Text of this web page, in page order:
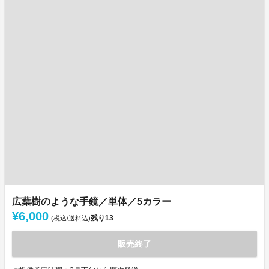
広葉樹のような手鏡／単体／5カラー
¥6,000 (税込/送料込)残り13
販売終了